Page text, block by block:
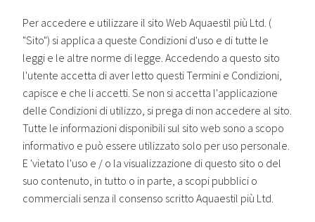
Per accedere e utilizzare il sito Web Aquaestil più Ltd. (
"Sito") si applica a queste Condizioni d'uso e di tutte le
leggi e le altre norme di legge. Accedendo a questo sito
l'utente accetta di aver letto questi Termini e Condizioni,
capisce e che li accetti. Se non si accetta l'applicazione
delle Condizioni di utilizzo, si prega di non accedere al sito.
Tutte le informazioni disponibili sul sito web sono a scopo
informativo e può essere utilizzato solo per uso personale.
E 'vietato l'uso e / o la visualizzazione di questo sito o del
suo contenuto, in tutto o in parte, a scopi pubblici o
commerciali senza il consenso scritto Aquaestil più Ltd.